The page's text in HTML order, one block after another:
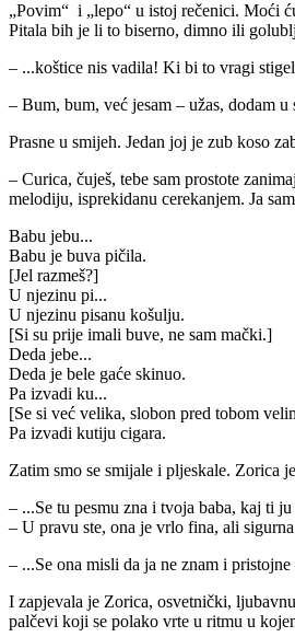
„Povim“ i „lepo“ u istoj rečenici. Moći
Pitala bih je li to biserno, dimno ili
– ...koštice nis vadila! Ki bi to vragi
– Bum, bum, već jesam – užas, dodam
Prasne u smijeh. Jedan joj je zub koso
– Curica, čuješ, tebe sam prostote
melodiju, isprekidanu cerekanjem. Ja
Babu jebu...
Babu je buva pičila.
[Jel razmeš?]
U njezinu pi...
U njezinu pisanu košulju.
[Si su prije imali buve, ne sam mački.]
Deda jebe...
Deda je bele gaće skinuo.
Pa izvadi ku...
[Se si već velika, slobon pred tobom
Pa izvadi kutiju cigara.
Zatim smo se smijale i pljeskale. Zorica
– ...Se tu pesmu zna i tvoja baba, kaj ti
– U pravu ste, ona je vrlo fina, ali
– ...Se ona misli da ja ne znam i
I zapjevala je Zorica, osvetnički,
palčevi koji se polako vrte u ritmu u